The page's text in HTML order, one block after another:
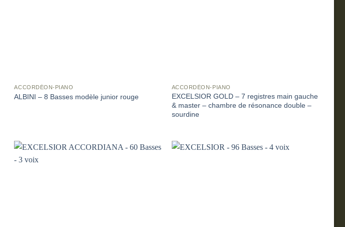
ACCORDÉON-PIANO
ALBINI – 8 Basses modèle junior rouge
ACCORDÉON-PIANO
EXCELSIOR GOLD – 7 registres main gauche
& master – chambre de résonance double –
sourdine